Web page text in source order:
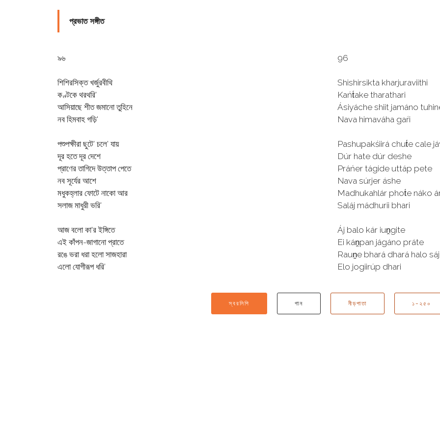
প্রভাত সঙ্গীত
৯৬
শিশিরসিক্ত খর্জুরবীথি
কণ্টকে থরথরি'
আসিয়াছে শীত জমানো তুহিনে
নব হিমবাহ গড়ি'
পশুপক্ষীরা ছুটে' চলে' যায়
দূর হতে দূর দেশে
প্রাণের তাগিদে উত্তাপ পেতে
নব সূর্যের আশে
মধুকহ্লার ফোটে নাকো আর
সলাজ মাধুরী ভরি'
আজ বলো কা'র ইঙ্গিতে
এই কাঁপন-জাগানো প্রাতে
রঙে ভরা ধরা হলো সাজহারা
এলো যোগীরূপ ধরি’
96
Shishirsikta kharjuraviithi
Kańt́ake tharathari
Ásiyáche shiit jamáno
Nava himaváha gaŕi
Pashupakśiirá chut́e cale
Dúr hate dúr deshe
Práńer tágide uttáp pete
Nava súrjer áshe
Madhukahlár phot́e náko
Saláj mádhurii bhari
Áj balo kár iuṋgite
Ei káṋpan jágáno práte
Rauṋe bhará dhará halo
Elo jogiirúp dhari
স্বরলিপি গান নীড়পাতা ১-২৫০